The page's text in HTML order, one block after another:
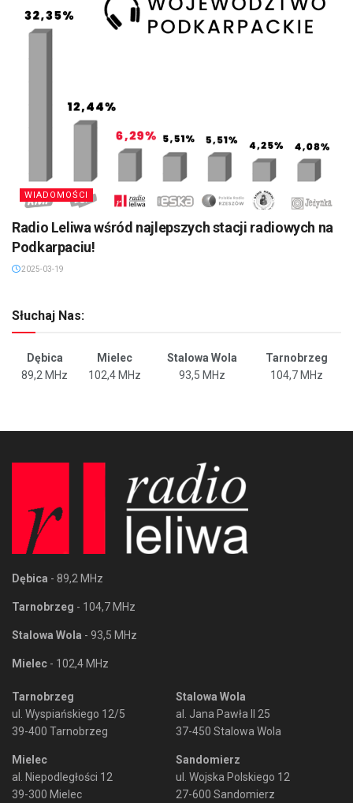
WIADOMOŚCI
Radio Leliwa wśród najlepszych stacji radiowych na
Podkarpaciu!
2025-03-19
Słuchaj Nas:
Dębica Mielec Stalowa Wola
Tarnobrzeg
89,2 MHz
102,4 MHz 93,5 MHz 104,7 MHz
Dębica - 89,2 MHz
Tarnobrzeg - 104,7 MHz
Stalowa Wola - 93,5 MHz
Mielec - 102,4 MHz
Tarnobrzeg
ul. Wyspiańskiego 12/5
39-400 Tarnobrzeg
Mielec
al. Niepodległości 12
39-300 Mielec
Stalowa Wola
al. Jana Pawła II 25
37-450 Stalowa Wola
Sandomierz
ul. Wojska Polskiego 12
27-600 Sandomierz